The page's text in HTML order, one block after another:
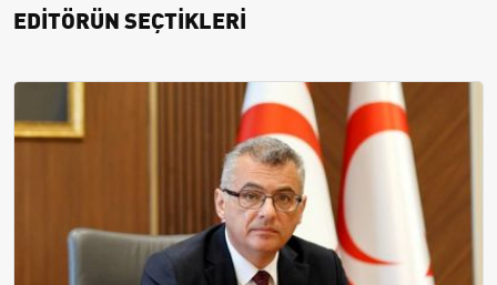
EDİTÖRÜN SEÇTİKLERİ